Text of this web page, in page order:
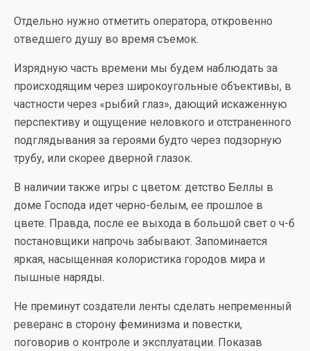
Отдельно нужно отметить оператора, откровенно
отведшего душу во время съемок.
Изрядную часть времени мы будем наблюдать за
происходящим через широкоугольные объективы, в
частности через «рыбий глаз», дающий искаженную
перспективу и ощущение неловкого и отстраненного
подглядывания за героями будто через подзорную
трубу, или скорее дверной глазок.
В наличии также игры с цветом: детство Беллы в
доме Господа идет черно-белым, ее прошлое в
цвете. Правда, после ее выхода в большой свет о ч-б
постановщики напрочь забывают. Запоминается
яркая, насыщенная колористика городов мира и
пышные наряды.
Не преминут создатели ленты сделать непременный
реверанс в сторону феминизма и повестки,
поговорив о контроле и эксплуатации. Показав